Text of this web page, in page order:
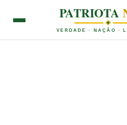
PATRIOTA
VERDADE · NAÇÃO ·